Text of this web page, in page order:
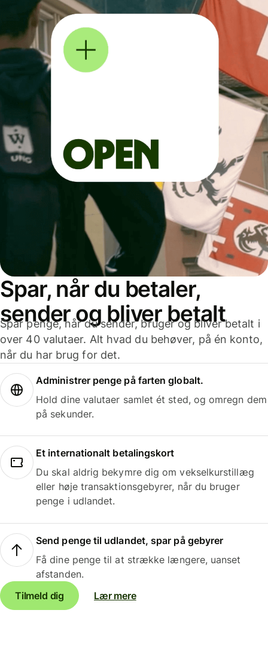
Spar, når du betaler,
sender og bliver betalt
Spar penge, når du sender, bruger og bliver betalt i
over 40 valutaer. Alt hvad du behøver, på én konto,
når du har brug for det.
Administrer penge på farten globalt.
Hold dine valutaer samlet ét sted, og omregn dem
på sekunder.
Et internationalt betalingskort
Du skal aldrig bekymre dig om vekselkurstillæg
eller høje transaktionsgebyrer, når du bruger
penge i udlandet.
Send penge til udlandet, spar på gebyrer
Få dine penge til at strække længere, uanset
afstanden.
Tilmeld dig
Lær mere